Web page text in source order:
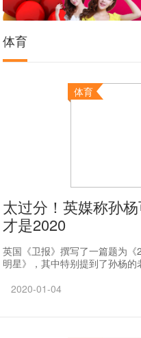
体育
体育
太过分！英媒称孙
才是2020
英国《卫报》撰写了一篇题为
明星》，其中特别提到了孙杨
2020-01-04